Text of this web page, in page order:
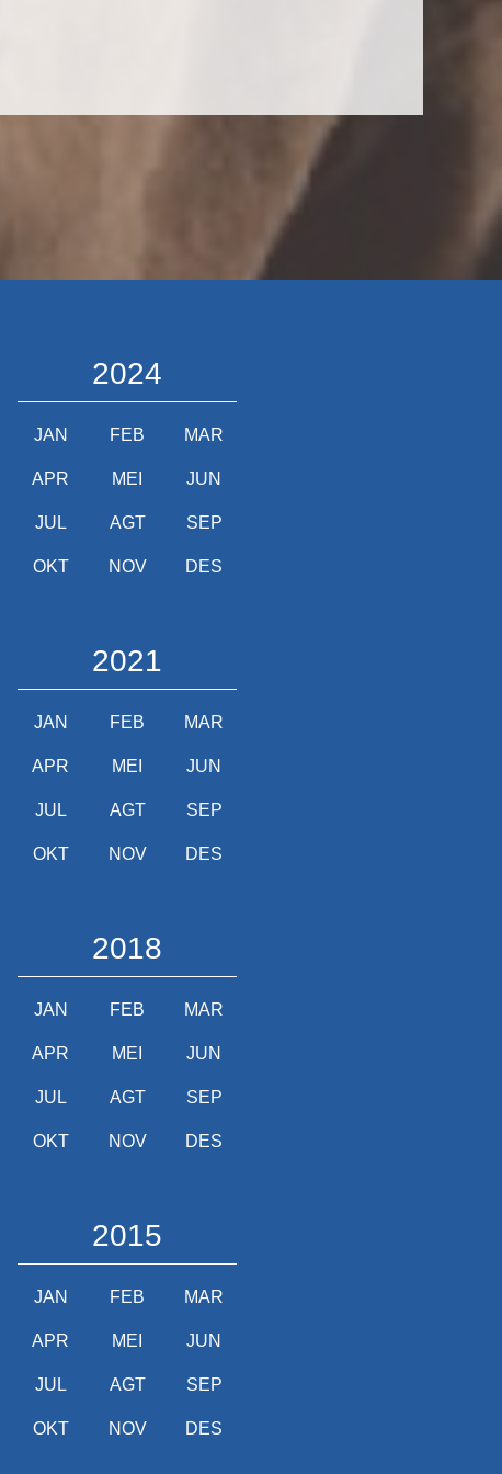
2024
JAN FEB MAR
APR MEI JUN
JUL AGT SEP
OKT NOV DES
2021
JAN FEB MAR
APR MEI JUN
JUL AGT SEP
OKT NOV DES
2018
JAN FEB MAR
APR MEI JUN
JUL AGT SEP
OKT NOV DES
2015
JAN FEB MAR
APR MEI JUN
JUL AGT SEP
OKT NOV DES